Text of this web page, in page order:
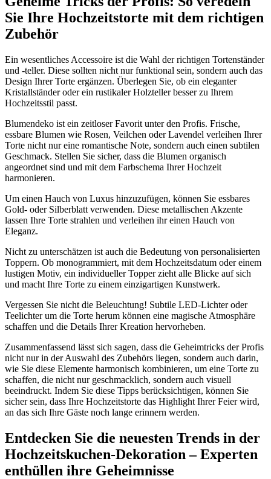
Sie Ihre Hochzeitstorte mit dem richtigen
Zubehör
Ein wesentliches Accessoire ist die Wahl der richtigen Tortenständer
und -teller. Diese sollten nicht nur funktional sein, sondern auch das
Design Ihrer Torte ergänzen. Überlegen Sie, ob ein eleganter
Kristallständer oder ein rustikaler Holzteller besser zu Ihrem
Hochzeitsstil passt.
Blumendeko ist ein zeitloser Favorit unter den Profis. Frische,
essbare Blumen wie Rosen, Veilchen oder Lavendel verleihen Ihrer
Torte nicht nur eine romantische Note, sondern auch einen subtilen
Geschmack. Stellen Sie sicher, dass die Blumen organisch
angeordnet sind und mit dem Farbschema Ihrer Hochzeit
harmonieren.
Um einen Hauch von Luxus hinzuzufügen, können Sie essbares
Gold- oder Silberblatt verwenden. Diese metallischen Akzente
lassen Ihre Torte strahlen und verleihen ihr einen Hauch von
Eleganz.
Nicht zu unterschätzen ist auch die Bedeutung von personalisierten
Toppern. Ob monogrammiert, mit dem Hochzeitsdatum oder einem
lustigen Motiv, ein individueller Topper zieht alle Blicke auf sich
und macht Ihre Torte zu einem einzigartigen Kunstwerk.
Vergessen Sie nicht die Beleuchtung! Subtile LED-Lichter oder
Teelichter um die Torte herum können eine magische Atmosphäre
schaffen und die Details Ihrer Kreation hervorheben.
Zusammenfassend lässt sich sagen, dass die Geheimtricks der Profis
nicht nur in der Auswahl des Zubehörs liegen, sondern auch darin,
wie Sie diese Elemente harmonisch kombinieren, um eine Torte zu
schaffen, die nicht nur geschmacklich, sondern auch visuell
beeindruckt. Indem Sie diese Tipps berücksichtigen, können Sie
sicher sein, dass Ihre Hochzeitstorte das Highlight Ihrer Feier wird,
an das sich Ihre Gäste noch lange erinnern werden.
Entdecken Sie die neuesten Trends in der
Hochzeitskuchen-Dekoration – Experten
enthüllen ihre Geheimnisse